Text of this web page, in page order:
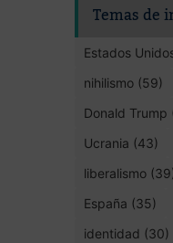
Temas de
Estados
nihilismo (59)
Donald Trump
Ucrania (43)
liberalismo
España (35)
identidad (30)